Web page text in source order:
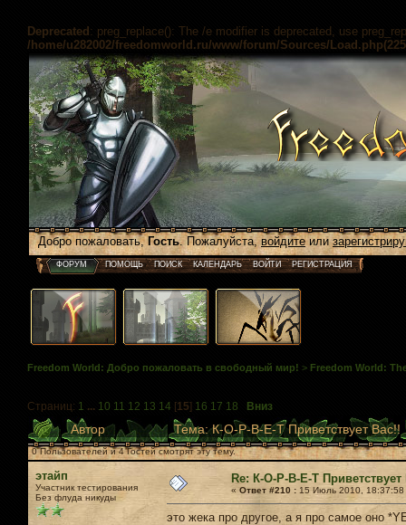
Deprecated : preg_replace(): The /e modifier is deprecated, use
/home/u282002/freedomworld.ru/www/forum/Sources/
Добро пожаловать, Гость. Пожалуйста,войдитеили
ФОРУМ ПОМОЩЬ ПОИСК КАЛЕНДАРЬ ВОЙТИ РЕГИСТРАЦИЯ
Freedom World: Добро пожаловать в свободный мир! > Freedom World:
Страниц: 1 ... 10 11 12 13 14 [15] 16 17 18 Вниз
Автор Тема: К-О-Р-В-Е-Т Приветствует Вас!!
0 Пользователей и 4 Гостей смотрят эту тему.
этайп
Участник тестирования
Без флуда никуды
Re: К-О-Р-В-Е-Т Приветствует
«Ответ #210 : 15 Июль 2010, 18:37:58
это жека про другое, а я про самое оно